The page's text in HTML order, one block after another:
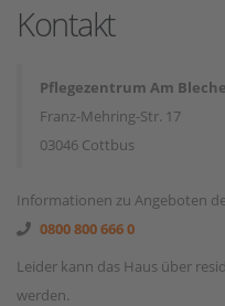
Kontakt
Pflegezentrum Am
Franz-Mehring-Str. 17
03046 Cottbus
Informationen zu Angeboten
0800 800 666 0
Leider kann das Haus über
werden.